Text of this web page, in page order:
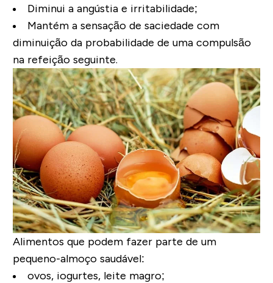
Diminui a angústia e irritabilidade;
Mantém a sensação de saciedade com
diminuição da probabilidade de uma compulsão
na refeição seguinte.
Alimentos que podem fazer parte de um
pequeno-almoço saudável:
ovos, iogurtes, leite magro;